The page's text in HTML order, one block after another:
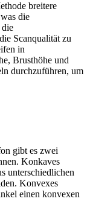
breitere
die
Scanqualität zu
in
Brusthöhe und
durchzuführen, um
gibt es zwei
Konkaves
unterschiedlichen
Konvexes
einen konvexen